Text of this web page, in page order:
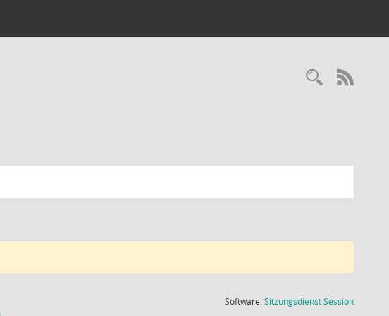
Software:SitzungsdienstSession(Wird in